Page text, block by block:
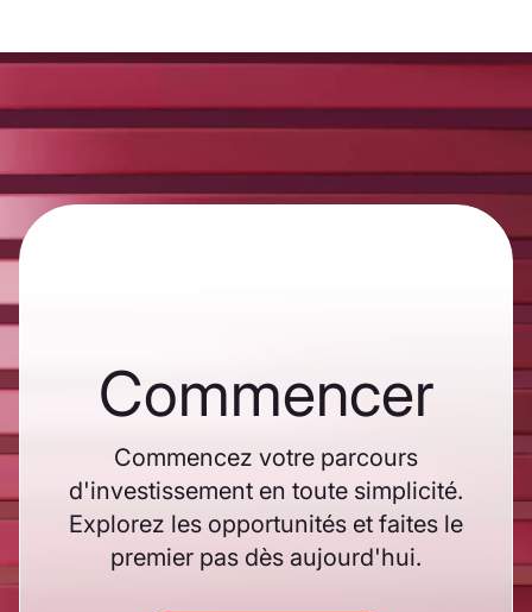
Commencer
Commencez votre parcours
d'investissement en toute simplicité.
Explorez les opportunités et faites le
premier pas dès aujourd'hui.